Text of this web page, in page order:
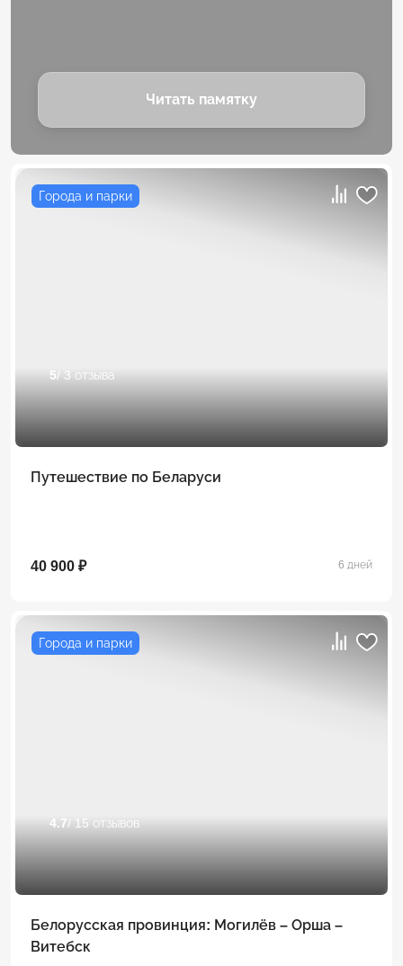
Читать памятку
Города и парки
5/ 3 отзыва
Путешествие по Беларуси
40 900 ₽ 6 дней
Города и парки
4.7/ 15 отзывов
Белорусская провинция: Могилёв – Орша –
Витебск